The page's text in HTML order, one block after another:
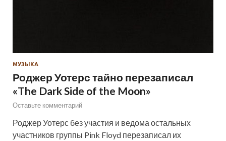
МУЗЫКА
Роджер Уотерс тайно перезаписал
«The Dark Side of the Moon»
Оставьте комментарий
Роджер Уотерс без участия и ведома остальных
участников группы Pink Floyd перезаписал их